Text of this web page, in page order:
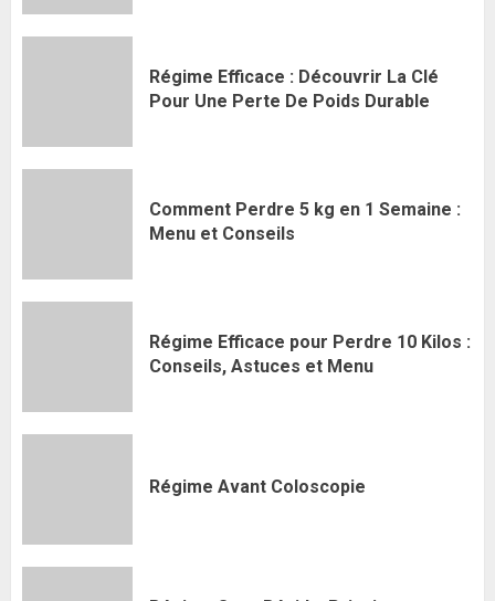
Régime Efficace : Découvrir La Clé
Pour Une Perte De Poids Durable
Comment Perdre 5 kg en 1 Semaine :
Menu et Conseils
Régime Efficace pour Perdre 10 Kilos :
Conseils, Astuces et Menu
Régime Avant Coloscopie